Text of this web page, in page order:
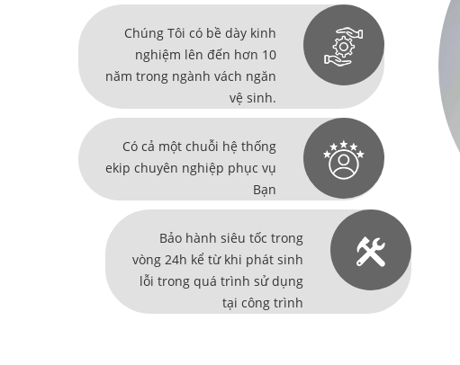
Chúng Tôi có bề dày kinh
nghiệm lên đến hơn 10
năm trong ngành vách ngăn
vệ sinh.
Có cả một chuỗi hệ thống
ekip chuyên nghiệp phục vụ
Bạn
Bảo hành siêu tốc trong
vòng 24h kể từ khi phát sinh
lỗi trong quá trình sử dụng
tại công trình